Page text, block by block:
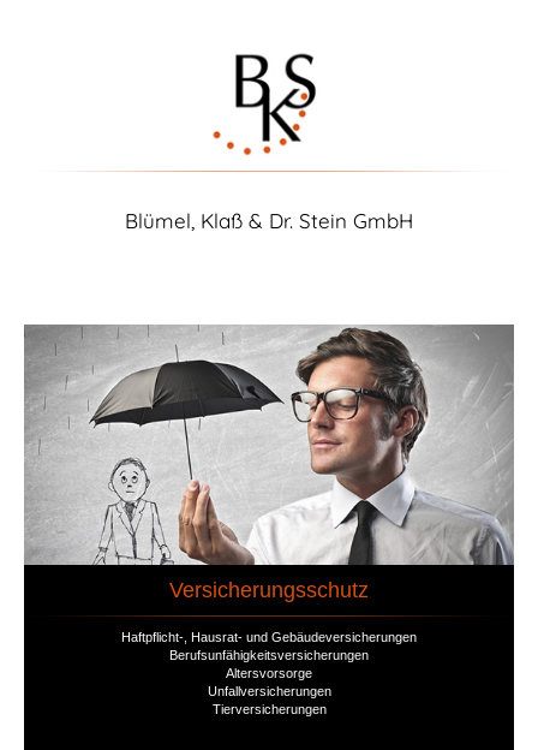
Blümel, Klaß & Dr. Stein GmbH
Versicherungsschutz
Haftpflicht-, Hausrat- und Gebäudeversicherungen
Berufsunfähigkeitsversicherungen
Altersvorsorge
Unfallversicherungen
Tierversicherungen